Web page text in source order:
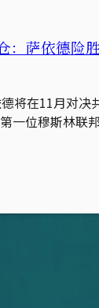
：萨依德险
将在11月对决
一位穆斯林联邦